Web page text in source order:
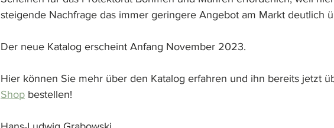
steigende Nachfrage das immer geringere Angebot am Markt deutlich
Der neue Katalog erscheint Anfang November 2023.
Hier können Sie mehr über den Katalog erfahren und ihn bereits jetzt
Shop bestellen!